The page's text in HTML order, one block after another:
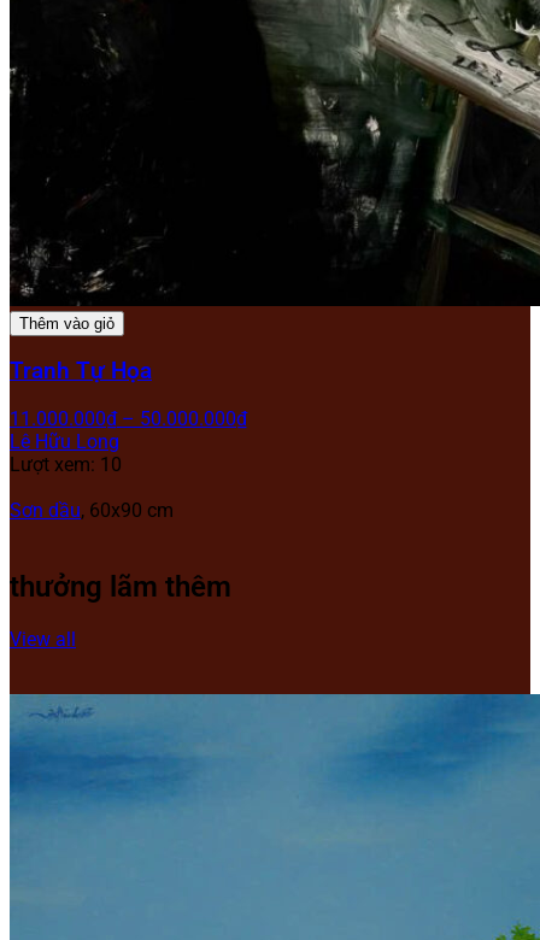
Thêm vào giỏ
Tranh Tự Họa
11.000.000₫ – 50.000.000₫
Lê Hữu Long
Lượt xem: 10
Sơn dầu, 60x90 cm
thưởng lãm thêm
View all